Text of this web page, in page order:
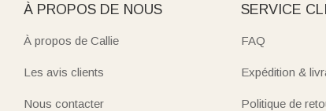
À PROPOS DE NOUS
À propos de Callie
Les avis clients
Nous contacter
SERVICE
FAQ
Expédition &
Politique de